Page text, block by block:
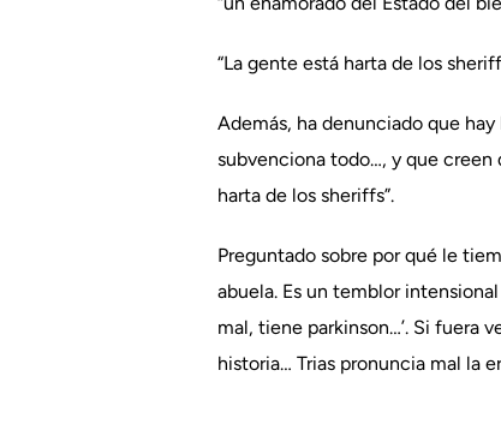
“La gente está harta de los
Además, ha denunciado que
subvenciona todo…, y que creen
harta de los sheriffs”.
Preguntado sobre por qué le
abuela. Es un temblor
mal, tiene parkinson…’. Si fuera
historia… Trias pronuncia mal la